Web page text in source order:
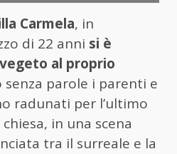
Carmela, in
di 22 anni si è
al proprio
senza parole i parenti e
radunati per l’ultimo
in una scena
tra il surreale e la